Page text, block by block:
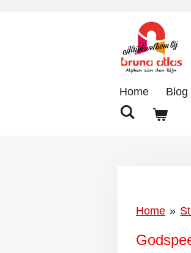
Home Blog
Home »